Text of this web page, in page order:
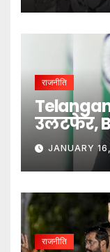
राजनीति
उलटफेर,
JANUARY
राजनीति